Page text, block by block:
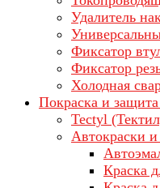
Удалитель
Фиксатор
Фиксатор
Холодная
Покраска и защита
Tectyl
Автокраски
Краска